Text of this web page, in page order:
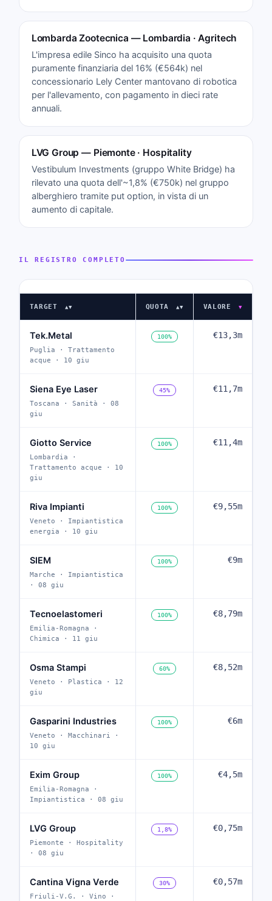
Lombarda Zootecnica — Lombardia · Agritech
L'impresa edile Sinco ha acquisito una quota
puramente finanziaria del 16% (€564k) nel
concessionario Lely Center mantovano di robotica
per l'allevamento, con pagamento in dieci rate
annuali.
LVG Group — Piemonte · Hospitality
Vestibulum Investments (gruppo White Bridge) ha
rilevato una quota dell'~1,8% (€750k) nel gruppo
alberghiero tramite put option, in vista di un
aumento di capitale.
IL REGISTRO COMPLETO
TARGET ▲▼ QUOTA ▲▼ VALORE ▼
Tek.Metal
Puglia · Trattamento
acque · 10 giu
100% €13,3m
Siena Eye Laser
Toscana · Sanità · 08
giu
45% €11,7m
Giotto Service
Lombardia ·
Trattamento acque · 10
giu
100% €11,4m
Riva Impianti
Veneto · Impiantistica
energia · 10 giu
100% €9,55m
SIEM
Marche · Impiantistica
· 08 giu
100% €9m
Tecnoelastomeri
Emilia-Romagna ·
Chimica · 11 giu
100% €8,79m
Osma Stampi
Veneto · Plastica · 12
giu
60% €8,52m
Gasparini Industries
Veneto · Macchinari ·
10 giu
100% €6m
Exim Group
Emilia-Romagna ·
Impiantistica · 08 giu
100% €4,5m
LVG Group
Piemonte · Hospitality
· 08 giu
1,8% €0,75m
Cantina Vigna Verde
Friuli-V.G. · Vino ·
30% €0,57m